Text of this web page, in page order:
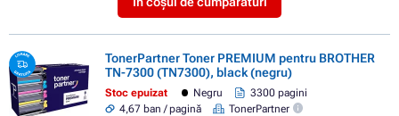
TonerPartner Toner PREMIUM pentru BROTHER
TN-7300 (TN7300), black (negru)
Stoc epuizat Negru
3300 pagini
4,67 ban / pagină
TonerPartner